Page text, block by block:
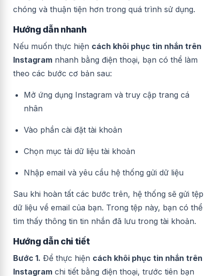
chóng và thuận tiện hơn trong quá trình sử dụng.
Hướng dẫn nhanh
Nếu muốn thực hiện cách khôi phục tin nhắn trên
Instagram nhanh bằng điện thoại, bạn có thể làm
theo các bước cơ bản sau:
Mở ứng dụng Instagram và truy cập trang cá
nhân
Vào phần cài đặt tài khoản
Chọn mục tải dữ liệu tài khoản
Nhập email và yêu cầu hệ thống gửi dữ liệu
Sau khi hoàn tất các bước trên, hệ thống sẽ gửi tệp
dữ liệu về email của bạn. Trong tệp này, bạn có thể
tìm thấy thông tin tin nhắn đã lưu trong tài khoản.
Hướng dẫn chi tiết
Bước 1. Để thực hiện cách khôi phục tin nhắn trên
Instagram chi tiết bằng điện thoại, trước tiên bạn